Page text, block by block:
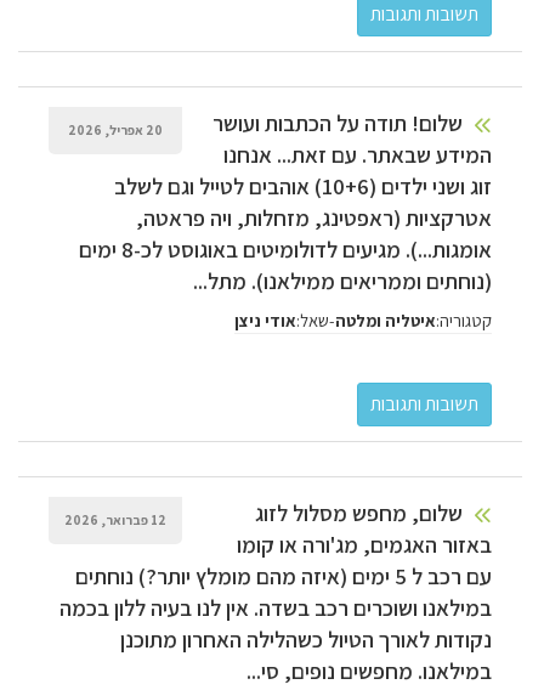
20 אפריל, 2026
שלום! תודה על הכתבות ועושר
המידע שבאתר. עם זאת... אנחנו
זוג ושני ילדים (10+6) אוהבים לטייל וגם לשלב
אטרקציות (ראפטינג, מזחלות, ויה פראטה,
אומגות...). מגיעים לדולומיטים באוגוסט לכ-8 ימים
(נוחתים וממריאים ממילאנו). מתל...
קטגוריה:איטליה ומלטה-שאל:אודי ניצן
12 פברואר, 2026
שלום, מחפש מסלול לזוג
באזור האגמים, מג'ורה או קומו
עם רכב ל 5 ימים (איזה מהם מומלץ יותר?) נוחתים
במילאנו ושוכרים רכב בשדה. אין לנו בעיה ללון בכמה
נקודות לאורך הטיול כשהלילה האחרון מתוכנן
במילאנו. מחפשים נופים, סי...